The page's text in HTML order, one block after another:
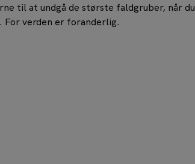
til at undgå de største faldgruber, når du
For verden er foranderlig.